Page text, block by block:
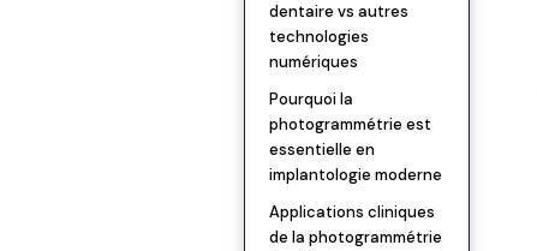
dentaire vs autres
technologies
numériques
Pourquoi la
photogrammétrie est
essentielle en
implantologie moderne
Applications cliniques
de la photogrammétrie